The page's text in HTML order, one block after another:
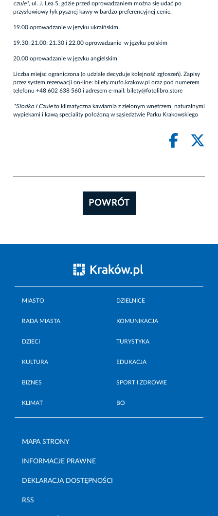
czule*, ul. J. Lea 5, gdzie przed oprowadzaniem można się udać po
przysłowiowy łyk pysznej kawy w bardzo preferencyjnej cenie.
19.00 oprowadzanie w języku ukraińskim
19.30; 21.00; 21.30 i 22.00 oprowadzanie w języku polskim
20.00 oprowadzanie w języku angielskim
Liczba miejsc ograniczona (o udziale decyduje kolejność zgłoszeń). Zapisy
przez system rezerwacji on-line: bilety.mufo.krakow.pl oraz pod numerem
telefonu +48 602 638 560 i adresem e-mail: bilety@fotolibro.store
*Słodko i Czuleto klimatyczna kawiarnia z zielonym wnętrzem, naturalnymi
wypiekami i kawą speciality położoną w sąsiedztwie Parku Krakowskiego
POWRÓT
MIASTO DZIELNICE
RADA MIASTA KOMUNIKACJA
DZIECI TURYSTYKA
KULTURA EDUKACJA
BIZNES SPORT I ZDROWIE
KLIMAT BO
MAPA STRONY
INFORMACJE PRAWNE
DEKLARACJA DOSTĘPNOŚCI
RSS